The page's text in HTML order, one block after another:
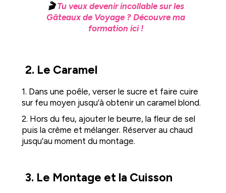
🎬Tu veux devenir incollable sur les
Gâteaux de Voyage ? Découvre ma
formation ici !
2. Le Caramel
1. Dans une poêle, verser le sucre et faire cuire
sur feu moyen jusqu’à obtenir un caramel blond.
2. Hors du feu, ajouter le beurre, la fleur de sel
puis la crème et mélanger. Réserver au chaud
jusqu’au moment du montage.
3. Le Montage et la Cuisson